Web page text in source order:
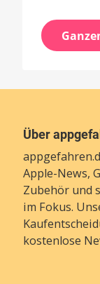
Über
Apple-News,
Zubehör und
im Fokus.
kostenlose